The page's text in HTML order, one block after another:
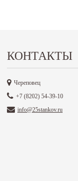
КОНТАКТЫ
Череповец
+7 (8202) 54-39-10
info@25stankov.ru